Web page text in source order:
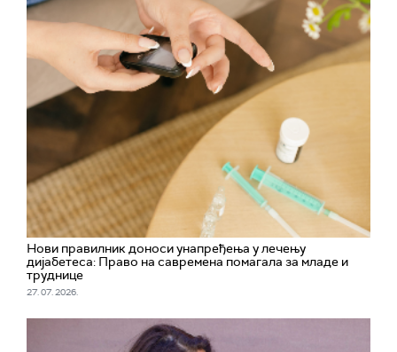
Нови правилник доноси унапређења у лечењу
дијабетеса: Право на савремена помагала за младе и
труднице
27. 07. 2026.